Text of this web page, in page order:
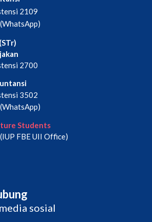
2109
2700
3502
Students
FBE UII Office)
sosial